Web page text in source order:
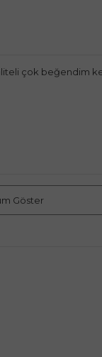
çok beğendim
Göster